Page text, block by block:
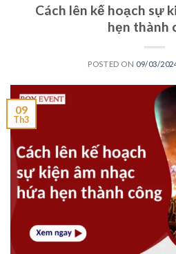
Cách lên kế hoạch sự
hẹn thành
POSTED ON 09/03/
09
Th3